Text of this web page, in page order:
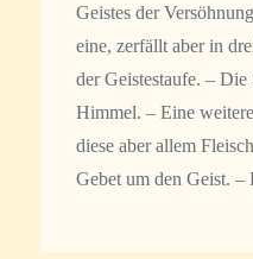
Geistes der
eine, zerfällt aber in
der Geistestaufe. –
Himmel. – Eine
diese aber allem
Gebet um den Geist.